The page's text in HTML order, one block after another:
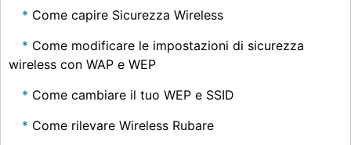
Come capire Sicurezza Wireless
Come modificare le impostazioni di sicurezza
wireless con WAP e WEP
Come cambiare il tuo WEP e SSID
Come rilevare Wireless Rubare